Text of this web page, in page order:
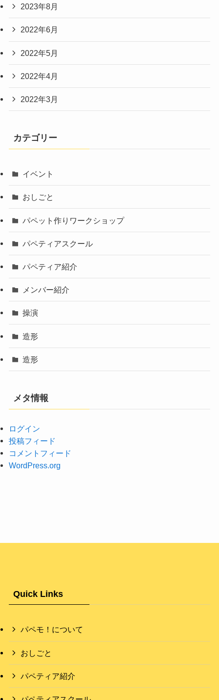
2023年8月
2022年6月
2022年5月
2022年4月
2022年3月
カテゴリー
イベント
おしごと
パペット作りワークショップ
パペティアスクール
パペティア紹介
メンバー紹介
操演
造形
造形
メタ情報
ログイン
投稿フィード
コメントフィード
WordPress.org
Quick Links
パペモ！について
おしごと
パペティア紹介